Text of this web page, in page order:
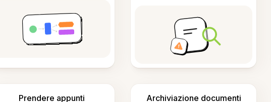
Prendere appunti Archiviazione documenti